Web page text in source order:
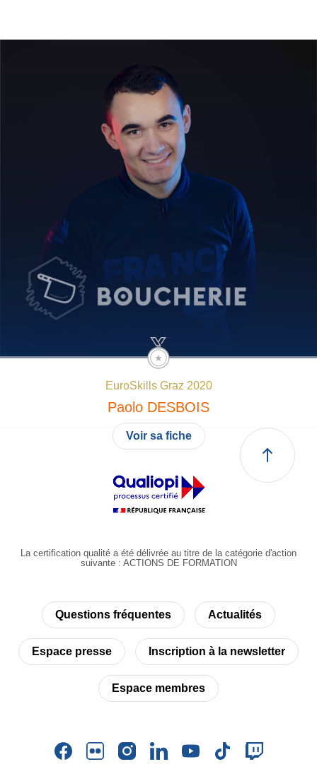
EuroSkills Graz 2020
Paolo DESBOIS
Voir sa fiche
La certification qualité a été délivrée au titre de la catégorie d'action
suivante : ACTIONS DE FORMATION
Questions fréquentes Actualités
Espace presse Inscription à la newsletter
Espace membres